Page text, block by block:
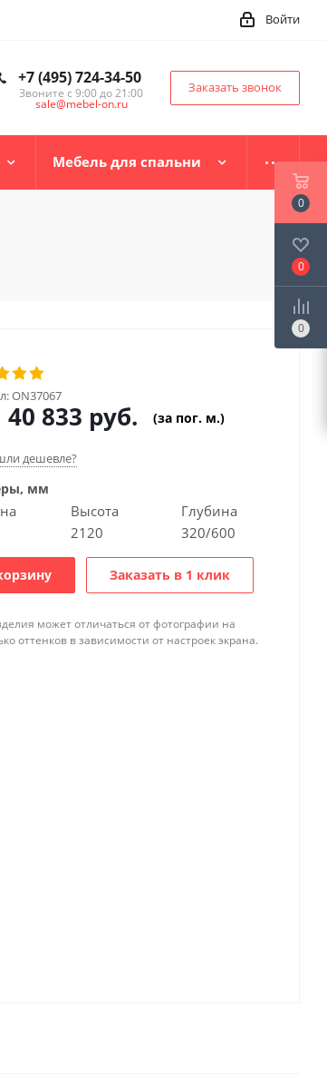
Войти
+7 (495) 724-34-50
Звоните с 9:00 до 21:00
sale@mebel-on.ru
Заказать звонок
Мебель для спальни
ON37067
40 833 руб. (за пог. м.)
дешевле?
мм
Высота
2120
Глубина
320/600
Заказать в 1 клик
может отличаться от фотографии на
оттенков в зависимости от настроек экрана.
0
0
0